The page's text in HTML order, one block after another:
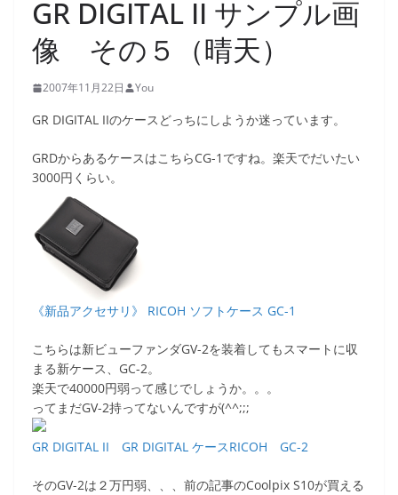
GR DIGITAL II サンプル画
像 その５（晴天）
2007年11月22日 You
GR DIGITAL IIのケースどっちにしようか迷っています。
GRDからあるケースはこちらCG-1ですね。楽天でだいたい
3000円くらい。
《新品アクセサリ》 RICOH ソフトケース GC-1
こちらは新ビューファンダGV-2を装着してもスマートに収
まる新ケース、GC-2。
楽天で40000円弱って感じでしょうか。。。
ってまだGV-2持ってないんですが(^^;;;
GR DIGITAL II GR DIGITAL ケースRICOH GC-2
そのGV-2は２万円弱、、、前の記事のCoolpix S10が買える